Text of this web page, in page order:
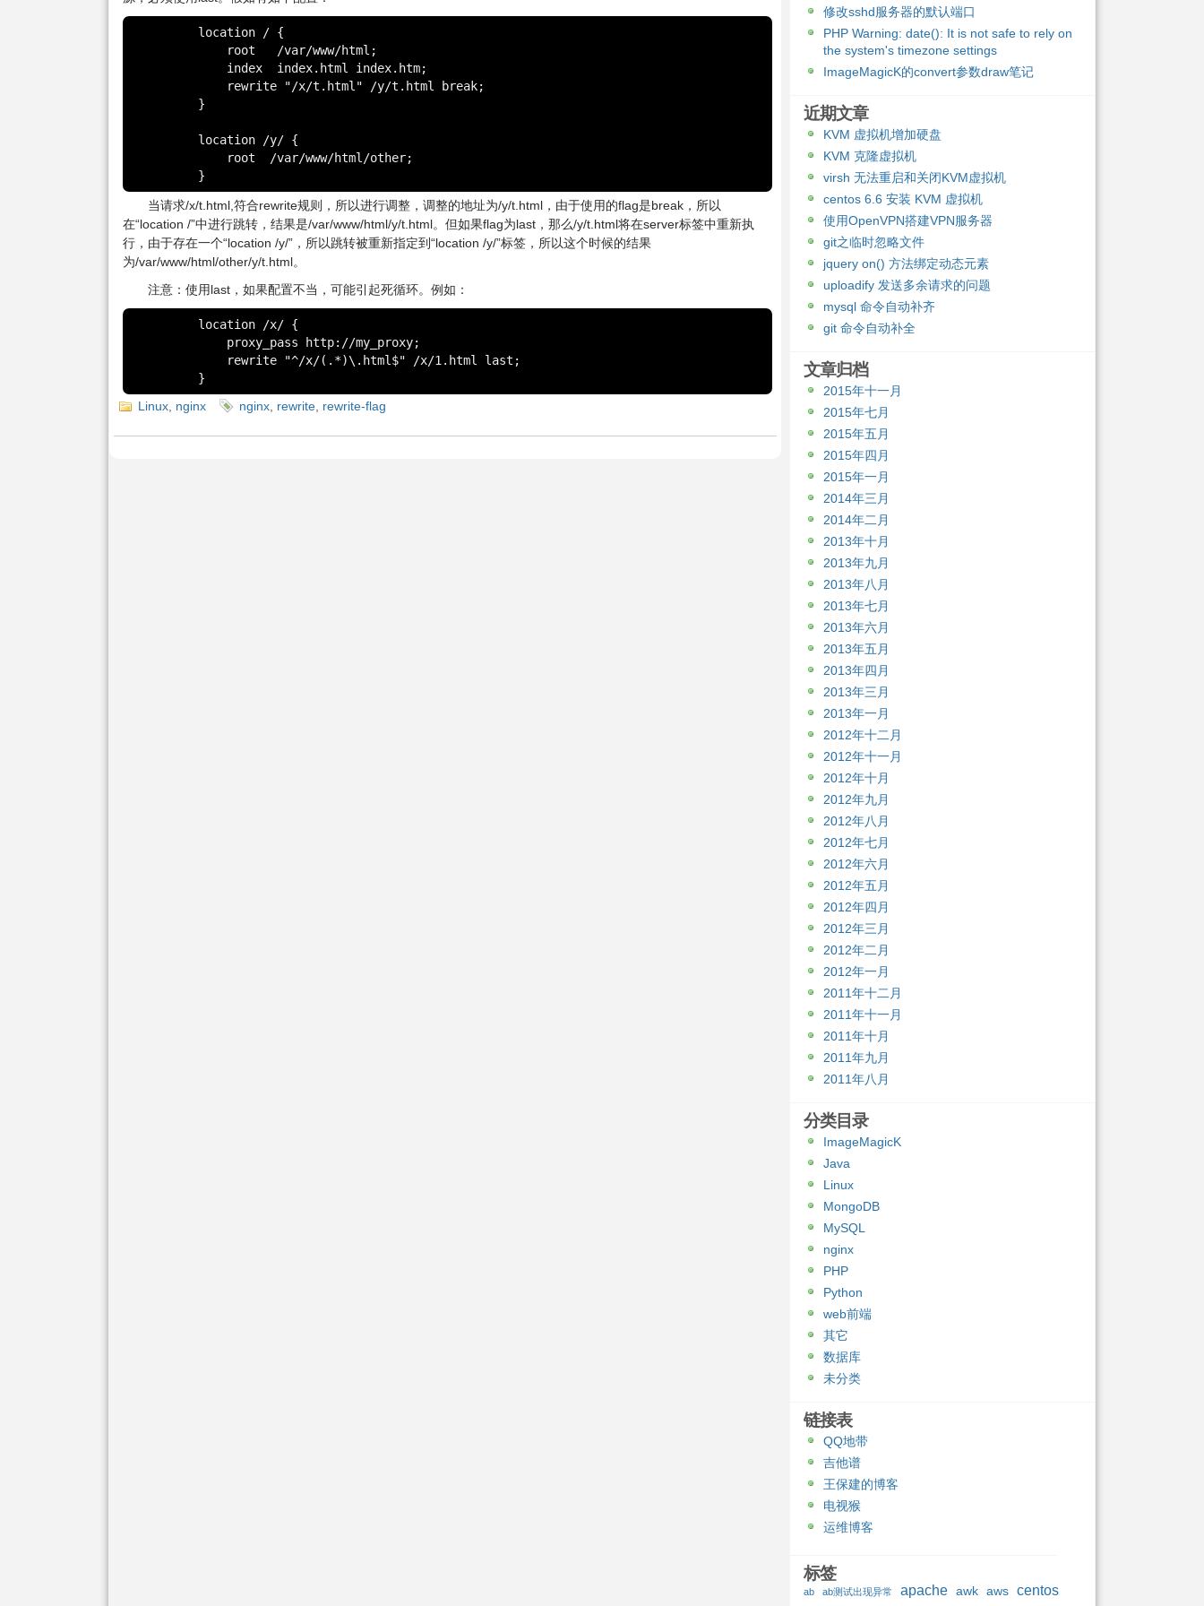
	}
当请求/x/t.html,符合rewrite规则，所以进行调整，调整的地址为/y/t.html，由于使用的flag是break，所以
在“location /”中进行跳转，结果是/var/www/html/y/t.html。但如果flag为last，那么/y/t.html将在server标签中重新执
行，由于存在一个“location /y/”，所以跳转被重新指定到“location /y/”标签，所以这个时候的结果
为/var/www/html/other/y/t.html。
注意：使用last，如果配置不当，可能引起死循环。例如：
	}
Linux nginx nginx rewrite rewrite-flag
修改sshd服务器的默认端口
PHP Warning: date(): It is not safe to rely on
the system's timezone settings
ImageMagicK的convert参数draw笔记
近期文章
KVM 虚拟机增加硬盘
KVM 克隆虚拟机
virsh 无法重启和关闭KVM虚拟机
centos 6.6 安装 KVM 虚拟机
使用OpenVPN搭建VPN服务器
git之临时忽略文件
jquery on() 方法绑定动态元素
uploadify 发送多余请求的问题
mysql 命令自动补齐
git 命令自动补全
文章归档
2015年十一月
2015年七月
2015年五月
2015年四月
2015年一月
2014年三月
2014年二月
2013年十月
2013年九月
2013年八月
2013年七月
2013年六月
2013年五月
2013年四月
2013年三月
2013年一月
2012年十二月
2012年十一月
2012年十月
2012年九月
2012年八月
2012年七月
2012年六月
2012年五月
2012年四月
2012年三月
2012年二月
2012年一月
2011年十二月
2011年十一月
2011年十月
2011年九月
2011年八月
分类目录
ImageMagicK
Java
Linux
MongoDB
MySQL
nginx
PHP
Python
web前端
其它
数据库
未分类
链接表
QQ地带
吉他谱
王保建的博客
电视猴
运维博客
标签
ab ab测试出现异常 apache awk aws centos